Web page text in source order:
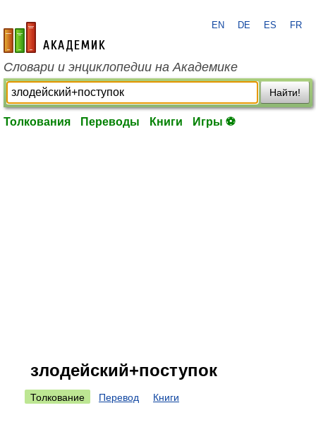
academic.ru
EN DE ES FR
Словари и энциклопедии на Академике
Найти!
Толкования Переводы Книги Игры ⚽
злодейский+поступок
Толкование Перевод Книги